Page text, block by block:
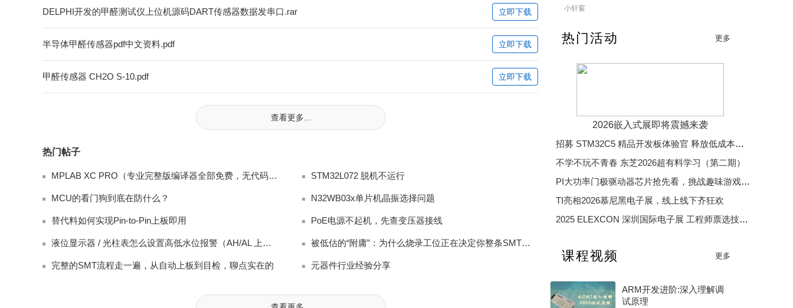
DELPHI开发的甲醛测试仪上位机源码DART传感器数据发串口.rar 立即下载
半导体甲醛传感器pdf中文资料.pdf 立即下载
甲醛传感器 CH2O S-10.pdf 立即下载
查看更多...
热门帖子
MPLAB XC PRO（专业完整版编译器全部免费，无代码限制、无高级优化封锁，商 STM32L072 脱机不运行
MCU的看门狗到底在防什么？ N32WB03x单片机晶振选择问题
替代料如何实现Pin-to-Pin上板即用 PoE电源不起机，先查变压器接线
液位显示器 / 光柱表怎么设置高低水位报警（AH/AL 上下限参数调试）？ 被低估的“附庸”：为什么烧录工位正在决定你整条SMT产线的有效产出？
完整的SMT流程走一遍，从自动上板到目检，聊点实在的 元器件行业经验分享
小轩窗
热门活动 更多
2026嵌入式展即将震撼来袭
招募 STM32C5 精品开发板体验官 释放低成本、低功耗、高效率开发魅力
不学不玩不青春 东芝2026超有料学习（第二期）
PI大功率门极驱动器芯片抢先看，挑战趣味游戏赢精美好礼
TI亮相2026慕尼黑电子展，线上线下齐狂欢
2025 ELEXCON 深圳国际电子展 工程师票选技术大奖
2025 年度电子产业卓越奖
课程视频 更多
ARM开发进阶:深入理解调
试原理